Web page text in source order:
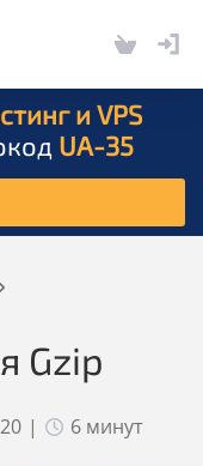
и VPS
UA-35
Gzip
| 6 минут